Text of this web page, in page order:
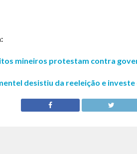
mineiros protestam contra
desistiu da reeleição e investe